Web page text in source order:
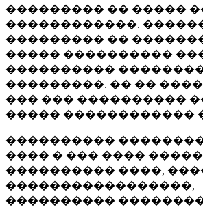
��������� �� �����
������������.
��������� ��
����� ����������
����������
���������. �� ��
��� ��� ����������
����� ������������
����������
���� � ��� ����
���������� ����,
�����������������,
����������